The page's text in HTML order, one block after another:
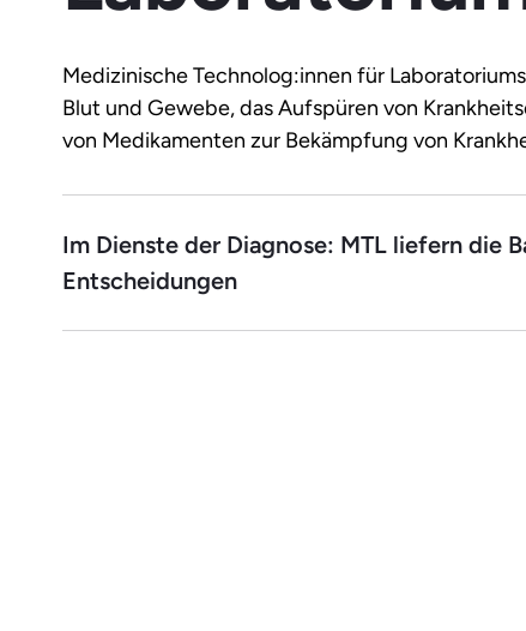
Medizinische Technolog:innen für
Blut und Gewebe, das Aufspüren von
von Medikamenten zur Bekämpfung von
Im Dienste der Diagnose: MTL liefern die
Entscheidungen